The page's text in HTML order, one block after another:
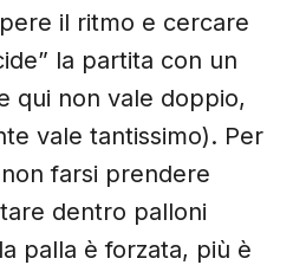
il ritmo e cercare
la partita con un
qui non vale doppio,
vale tantissimo). Per
non farsi prendere
dentro palloni
palla è forzata, più è